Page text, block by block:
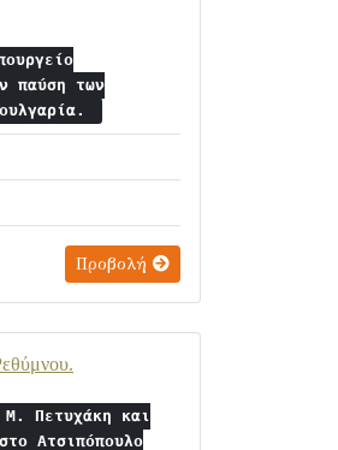
παύση των
Προβολή
Πετυχάκη και
Ατσιπόπουλο